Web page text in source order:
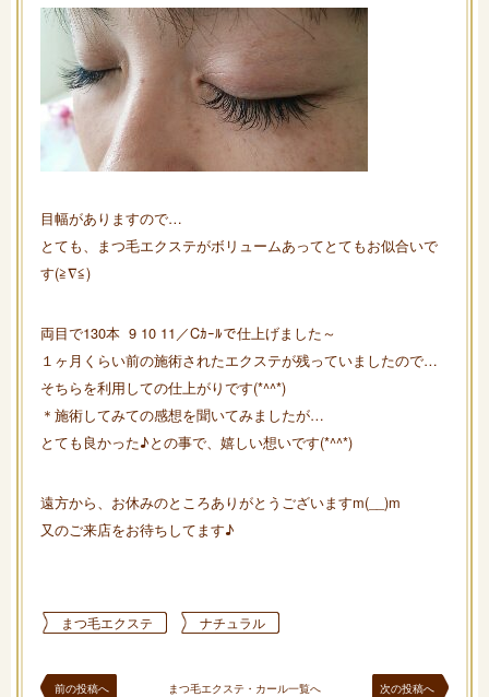
目幅がありますので…
とても、まつ毛エクステがボリュームあってとてもお似合いで
す(≧∇≦)
両目で130本 9 10 11／Cｶｰﾙで仕上げました～
１ヶ月くらい前の施術されたエクステが残っていましたので…
そちらを利用しての仕上がりです(*^^*)
＊施術してみての感想を聞いてみましたが…
とても良かった♪との事で、嬉しい想いです(*^^*)
遠方から、お休みのところありがとうございますm(__)m
又のご来店をお待ちしてます♪
まつ毛エクステ ナチュラル
前の投稿へ まつ毛エクステ・カール一覧へ 次の投稿へ